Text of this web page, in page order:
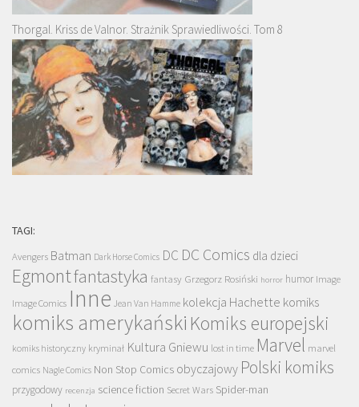
Thorgal. Kriss de Valnor. Strażnik Sprawiedliwości. Tom 8
TAGI:
Avengers Batman Dark Horse Comics DC DC Comics dla dzieci
Egmontfantastyka fantasy Grzegorz Rosiński horror humor Image
Image Comics Inne Jean Van Hamme kolekcja Hachette komiks
komiks amerykański Komiks europejski
komiks historyczny kryminał Kultura Gniewu lost in time Marvel marvel
comics Nagle Comics Non Stop Comics obyczajowy Polski komiks
przygodowy recenzja science fiction Secret Wars Spider-man